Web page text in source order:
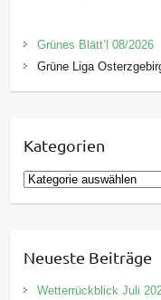
Grünes Blätt’l 08/2026
Grüne Liga
Kategorien
K
a
g
o
Neueste Beiträge
Wetterrückblick Juli